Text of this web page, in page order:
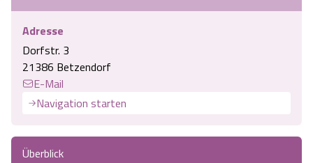
Adresse
Dorfstr. 3
21386 Betzendorf
E-Mail
Navigation starten
Überblick